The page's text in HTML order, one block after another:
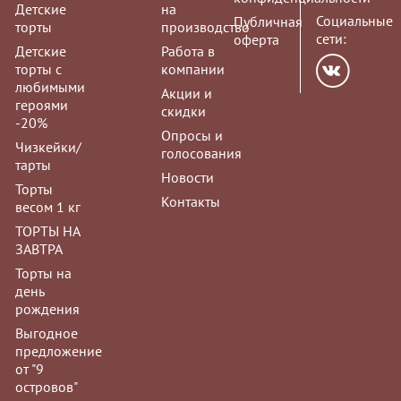
Детские
торты
Детские
торты с
любимыми
героями
-20%
Чизкейки/
тарты
Торты
весом 1 кг
ТОРТЫ НА
ЗАВТРА
Торты на
день
рождения
Выгодное
предложение
от "9
островов"
на
производство
Работа в
компании
Акции и
скидки
Опросы и
голосования
Новости
Контакты
Публичная
оферта
Социальные
сети: